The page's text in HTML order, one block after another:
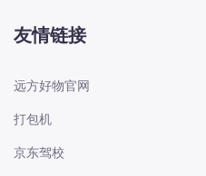
友情链接
远方好物官网
打包机
京东驾校